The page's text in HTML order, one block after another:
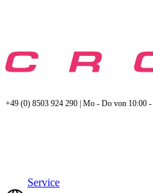
+49 (0) 8503 924 290 | Mo - Do von 10:00
Service